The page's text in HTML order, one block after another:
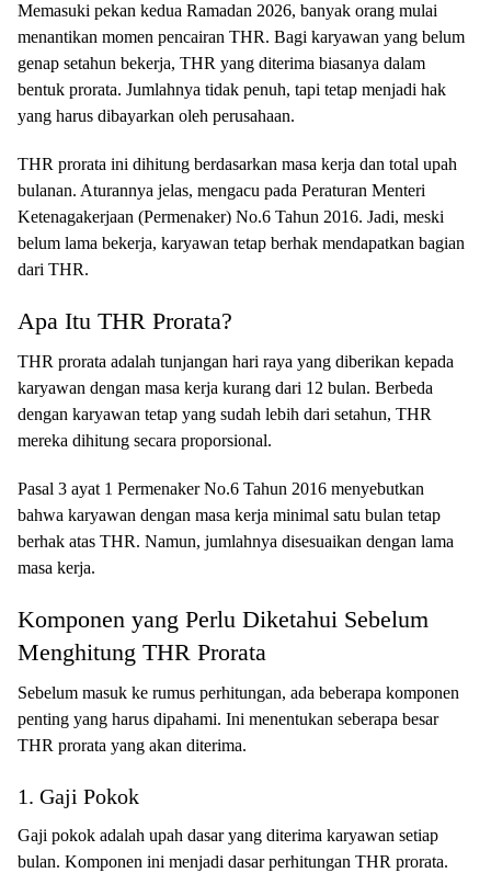
Memasuki pekan kedua Ramadan 2026, banyak orang mulai
menantikan momen pencairan THR. Bagi karyawan yang belum
genap setahun bekerja, THR yang diterima biasanya dalam
bentuk prorata. Jumlahnya tidak penuh, tapi tetap menjadi hak
yang harus dibayarkan oleh perusahaan.
THR prorata ini dihitung berdasarkan masa kerja dan total upah
bulanan. Aturannya jelas, mengacu pada Peraturan Menteri
Ketenagakerjaan (Permenaker) No.6 Tahun 2016. Jadi, meski
belum lama bekerja, karyawan tetap berhak mendapatkan bagian
dari THR.
Apa Itu THR Prorata?
THR prorata adalah tunjangan hari raya yang diberikan kepada
karyawan dengan masa kerja kurang dari 12 bulan. Berbeda
dengan karyawan tetap yang sudah lebih dari setahun, THR
mereka dihitung secara proporsional.
Pasal 3 ayat 1 Permenaker No.6 Tahun 2016 menyebutkan
bahwa karyawan dengan masa kerja minimal satu bulan tetap
berhak atas THR. Namun, jumlahnya disesuaikan dengan lama
masa kerja.
Komponen yang Perlu Diketahui Sebelum
Menghitung THR Prorata
Sebelum masuk ke rumus perhitungan, ada beberapa komponen
penting yang harus dipahami. Ini menentukan seberapa besar
THR prorata yang akan diterima.
1. Gaji Pokok
Gaji pokok adalah upah dasar yang diterima karyawan setiap
bulan. Komponen ini menjadi dasar perhitungan THR prorata.